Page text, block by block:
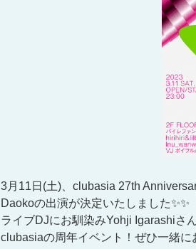
3月11日(土)、clubasia 27th
Daokoの出演が決定いたしました✨✨
ライブDJにお馴染みYohji Igarashiさ
clubasiaの周年イベント！ぜひ一緒に